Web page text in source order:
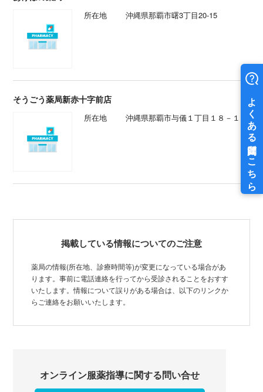
所在地 沖縄県那覇市曙3丁目20-15
そうごう薬局新赤十字前店
所在地 沖縄県那覇市与儀１丁目１８－１８
掲載している情報についてのご注意
薬局の情報(所在地、診療時間等)が変更になっている場合があ
ります。事前に電話連絡を行ってから受診されることをおすす
いたします。情報について誤りがある場合は、以下のリンクか
らご連絡をお願いいたします。
オンライン服薬指導に関する問い合せ